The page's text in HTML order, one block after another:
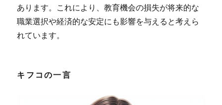
あります。これにより、教育機会の損失が将来的な
職業選択や経済的な安定にも影響を与えると考えら
れています。
キフコの一言